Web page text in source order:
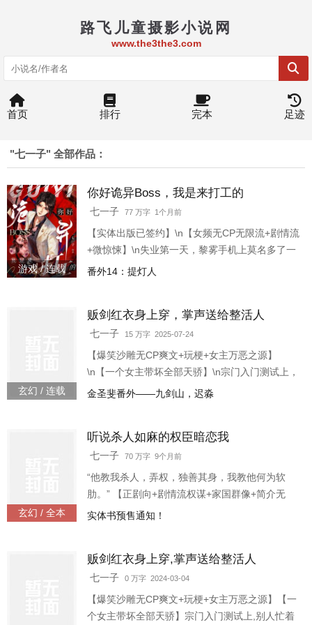
路飞儿童摄影小说网
www.the3the3.com
首页 排行 完本 足迹
"七一子" 全部作品：
游戏 / 连载
你好诡异Boss，我是来打工的
七一子 77 万字 1个月前
【实体出版已签约】\n【女频无CP无限流+剧情流
+微惊悚】\n失业第一天，黎雾手机上莫名多了一
个APP。 \n上面的工作简单且高薪，一看就是杀
\u002F天】\n【整形医院护士——10000\u002F
天】\n【农村守村人——30000\u002F天】\n工作
内容透明，工资日结，杀猪盘她也认了。 \n…
番外14：提灯人
玄幻 / 连载
贩剑红衣身上穿，掌声送给整活人
七一子 15 万字 2025-07-24
【爆笑沙雕无CP爽文+玩梗+女主万恶之源】
\n【一个女主带坏全部天骄】\n宗门入门测试上，
别人忙着测灵根，我忙着骗人。 \n迟淼穿进修真
统。 \n本想着解锁系统后就洗心革面做个人美心
善好女孩，不料缺德来自自我，在这条路上的不
归路上一去不复返，一个传染俩。 \n认识迟淼
前：\n剑宗圣子清冷无情，全天下少女为之疯狂
金圣斐番外——九剑山，迟淼
玄幻 / 全本
听说杀人如麻的权臣暗恋我
七一子 70 万字 9个月前
“他教我杀人，弄权，独善其身，我教他何为软
肋。” 【正剧向+剧情流权谋+家国群像+简介无
能】 姜轻鱼天生富贵，全家爱护养出来一身天真
家的人唯有大幽人尽皆知的 “厉鬼”——歹丞谢沉
渊！ 传闻谢沉渊做人做官都狠辣无比，灭在他手
中的世家望族，名门权贵数不胜数。 他手底下血
流成河，无一软肋，其言连皇帝都得忌惮三分。
实体书预售通知！
贩剑红衣身上穿,掌声送给整活人
七一子 0 万字 2024-03-04
【爆笑沙雕无CP爽文+玩梗+女主万恶之源】【一
个女主带坏全部天骄】宗门入门测试上,别人忙着